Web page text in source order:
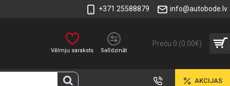
+371 25588879 info@autobode.lv
Vēlmju saraksts Salīdzināt
Preču 0 (0.00€)
AKCIJAS